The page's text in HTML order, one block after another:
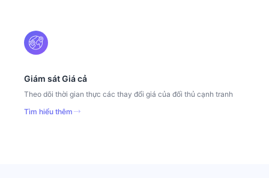
Giám sát Giá cả
Theo dõi thời gian thực các thay đổi giá của đối thủ cạnh tranh
Tìm hiểu thêm